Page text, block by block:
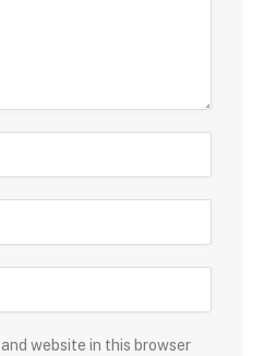
and website in this browser